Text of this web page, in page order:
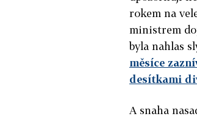
rokem na
ministrem
byla nahlas
měsíce
desítkami
A snaha